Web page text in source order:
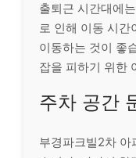
출퇴근 시간대에는
로 인해 이동 시간
이동하는 것이 좋
잡을 피하기 위한
주차 공간
부경파크빌2차 아